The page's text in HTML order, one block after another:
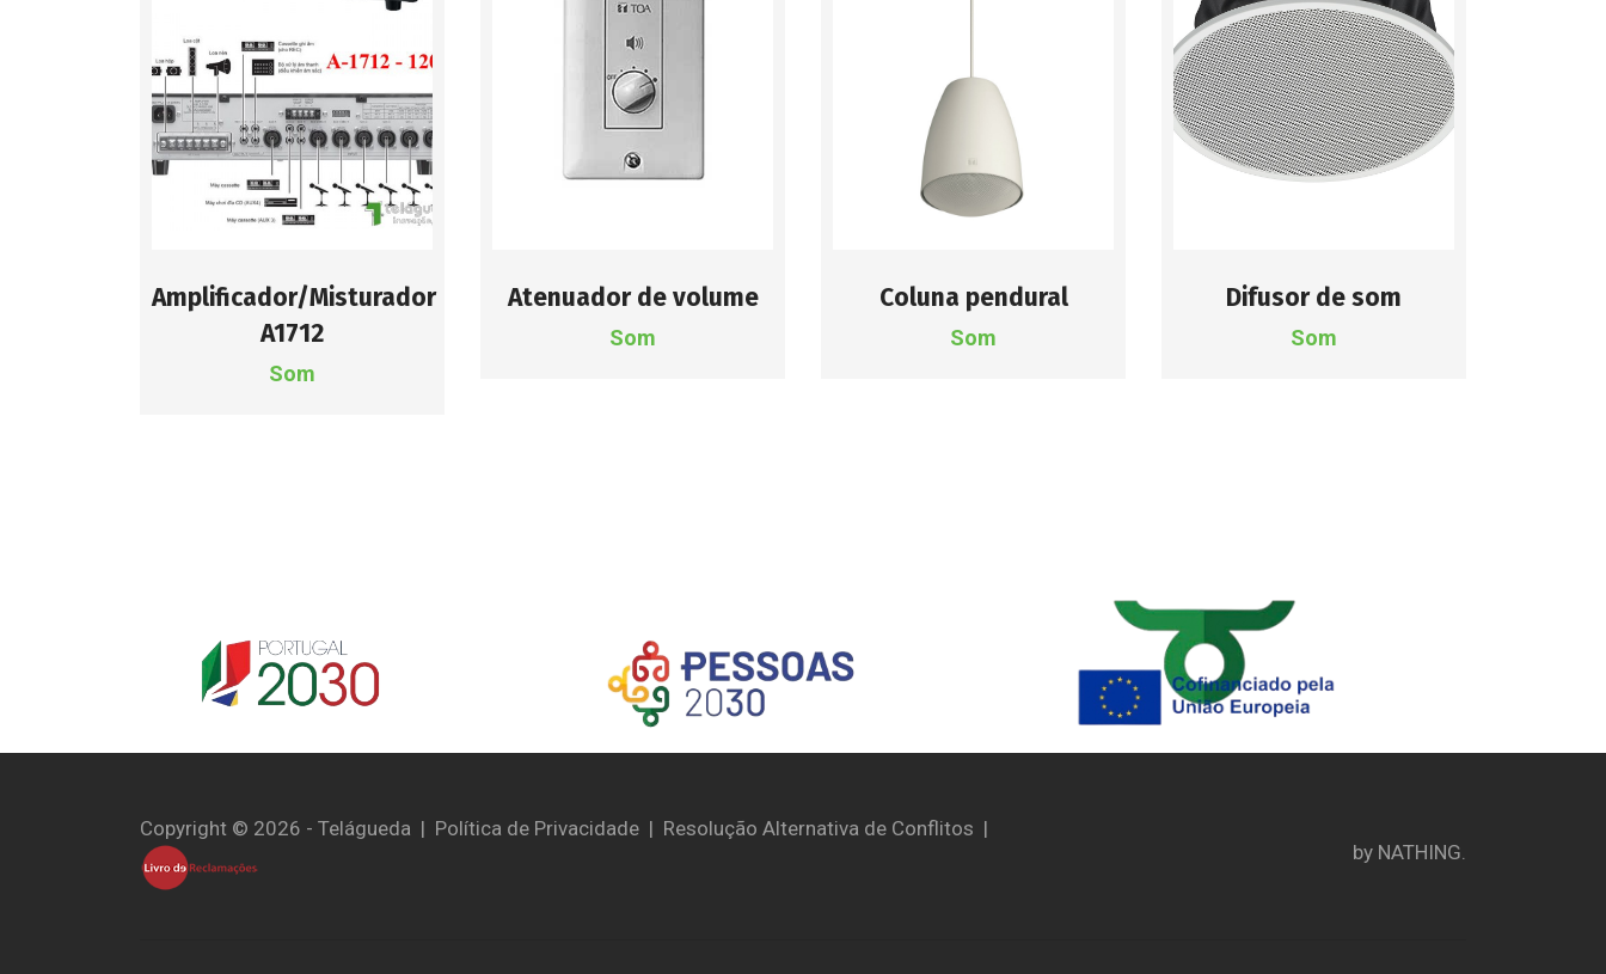
Amplificador/Misturador
A1712
Som
Atenuador de volume
Som
Coluna pendural
Som
Difusor de som
Som
Copyright © 2026 - Telágueda | Política de Privacidade | Resolução Alternativa de Conflitos |
by NATHING.